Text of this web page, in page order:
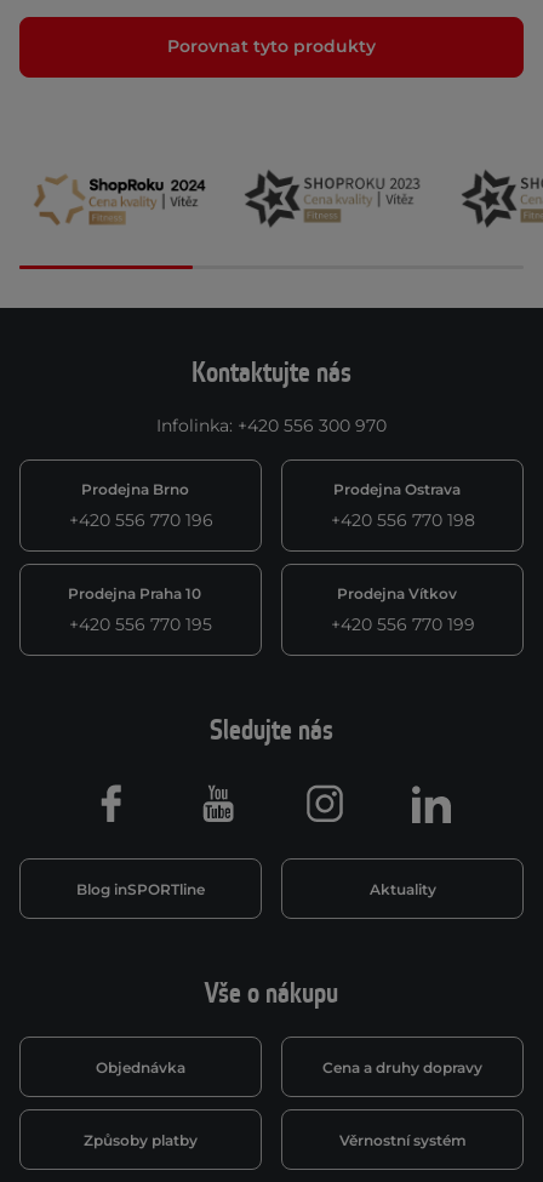
Porovnat tyto produkty
Kontaktujte nás
Infolinka: +420 556 300 970
Prodejna Brno
+420 556 770 196
Prodejna Ostrava
+420 556 770 198
Prodejna Praha 10
+420 556 770 195
Prodejna Vítkov
+420 556 770 199
Vše o nákupu
Objednávka Cena a druhy dopravy
Způsoby platby Věrnostní systém
Sledujte nás
Blog inSPORTline Aktuality
Facebook Youtube Instagram LinkedIn